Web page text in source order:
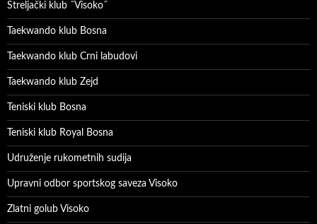
Streljački klub ˝Visoko˝
Taekwando klub Bosna
Taekwando klub Crni labudovi
Taekwando klub Zejd
Teniski klub Bosna
Teniski klub Royal Bosna
Udruženje rukometnih sudija
Upravni odbor sportskog saveza Visoko
Zlatni golub Visoko